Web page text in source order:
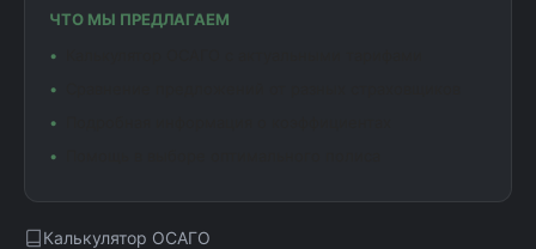
ЧТО МЫ ПРЕДЛАГАЕМ
Калькулятор ОСАГО